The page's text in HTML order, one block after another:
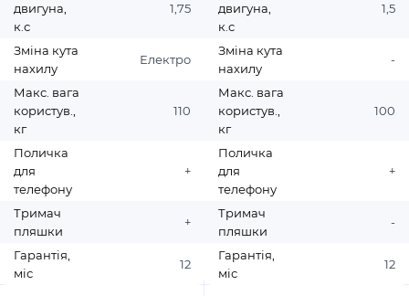
двигуна,
к.с
1,75
Зміна кута
нахилу
Електро
Макс. вага
користув.,
кг
110
Поличка
для
телефону
+
Тримач
пляшки
+
Гарантія,
міс
12
двигуна,
к.с
1,5
Зміна кута
нахилу
-
Макс. вага
користув.,
кг
100
Поличка
для
телефону
+
Тримач
пляшки
-
Гарантія,
міс
12